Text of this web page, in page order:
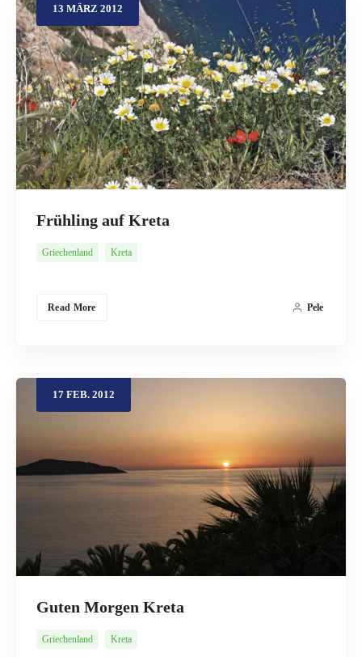
13 MÄRZ 2012
Frühling auf Kreta
Griechenland Kreta
Read More Pele
17 FEB. 2012
Guten Morgen Kreta
Griechenland Kreta